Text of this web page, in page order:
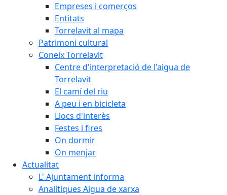
Empreses i comerços
Entitats
Torrelavit al mapa
Patrimoni cultural
Coneix Torrelavit
Centre d'interpretació de l'aigua de
Torrelavit
El camí del riu
A peu i en bicicleta
Llocs d'interès
Festes i fires
On dormir
On menjar
Actualitat
L' Ajuntament informa
Analítiques Aigua de xarxa